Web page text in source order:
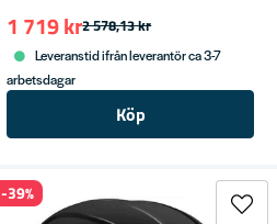
2 578,13 kr
1 719 kr
Leveranstid ifrån leverantör ca 3-7
arbetsdagar
Köp
-39%